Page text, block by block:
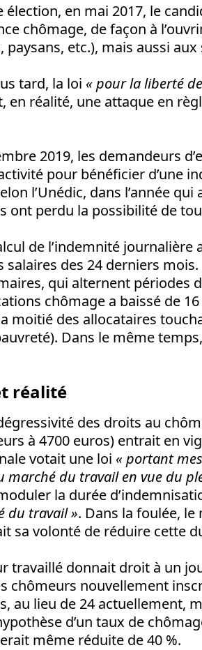
élection, en mai 2017, le
chômage, de façon à
paysans, etc.), mais aussi
tard, la loi « pour la liberté
en réalité, une attaque en
2019, les demandeurs
pour bénéficier d’une
l’Unédic, dans l’année
ont perdu la possibilité de
de l’indemnité
salaires des 24 derniers
qui alternent périodes
chômage a baissé de 16
moitié des allocataires
Dans le même
réalité
des droits au
à 4700 euros) entrait en
votait une loi « portant
marché du travail en vue du
la durée
du travail ». Dans la foulée,
sa volonté de réduire cette
travaillé donnait droit à un
chômeurs nouvellement
au lieu de 24 actuellement,
d’un taux de
même réduite de 40 %.